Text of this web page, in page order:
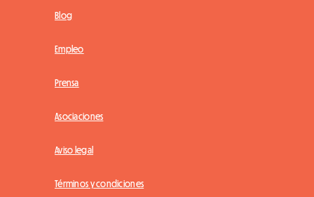
Blog
Empleo
Prensa
Asociaciones
Aviso legal
Términos y condiciones